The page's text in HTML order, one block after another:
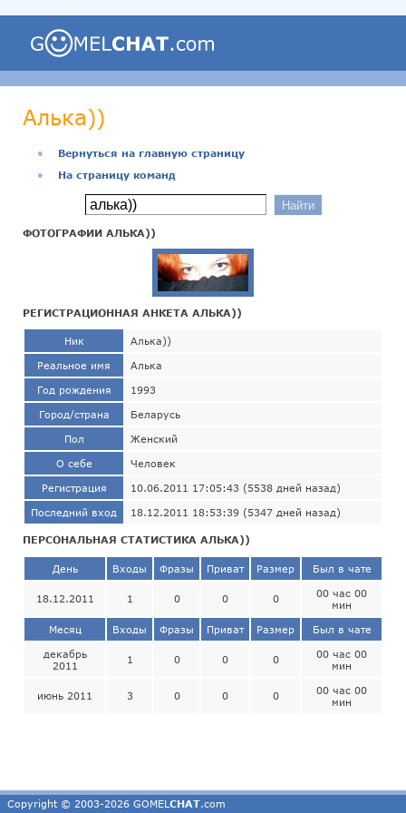
Алька))
●
Вернуться на главную страницу
●
На страницу команд
ФОТОГРАФИИ АЛЬКА))
РЕГИСТРАЦИОННАЯ АНКЕТА АЛЬКА))
Ник Алька))
Реальное имя Алька
Год рождения 1993
Город/страна Беларусь
Пол Женский
О себе Человек
Регистрация 10.06.2011 17:05:43 (5538 дней назад)
Последний вход 18.12.2011 18:53:39 (5347 дней назад)
ПЕРСОНАЛЬНАЯ СТАТИСТИКА АЛЬКА))
День Входы Фразы Приват Размер Был в чате
18.12.2011 1 0 0 0
00 час 00
мин
Месяц Входы Фразы Приват Размер Был в чате
декабрь
2011
1 0 0 0
00 час 00
мин
июнь 2011 3 0 0 0
00 час 00
мин
Copyright © 2003-2026 GOMEL CHAT.com